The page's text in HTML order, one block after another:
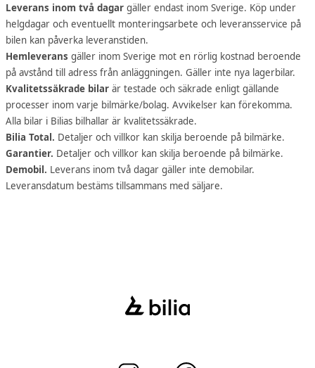
Leverans inom två dagar gäller endast inom Sverige. Köp under
helgdagar och eventuellt monteringsarbete och leveransservice på
bilen kan påverka leveranstiden.
Hemleverans gäller inom Sverige mot en rörlig kostnad beroende
på avstånd till adress från anläggningen. Gäller inte nya lagerbilar.
Kvalitetssäkrade bilar är testade och säkrade enligt gällande
processer inom varje bilmärke/bolag. Avvikelser kan förekomma.
Alla bilar i Bilias bilhallar är kvalitetssäkrade.
Bilia Total. Detaljer och villkor kan skilja beroende på bilmärke.
Garantier. Detaljer och villkor kan skilja beroende på bilmärke.
Demobil. Leverans inom två dagar gäller inte demobilar.
Leveransdatum bestäms tillsammans med säljare.